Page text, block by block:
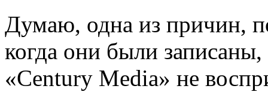
Думаю, одна из причин,
когда они были
«Century Media» не